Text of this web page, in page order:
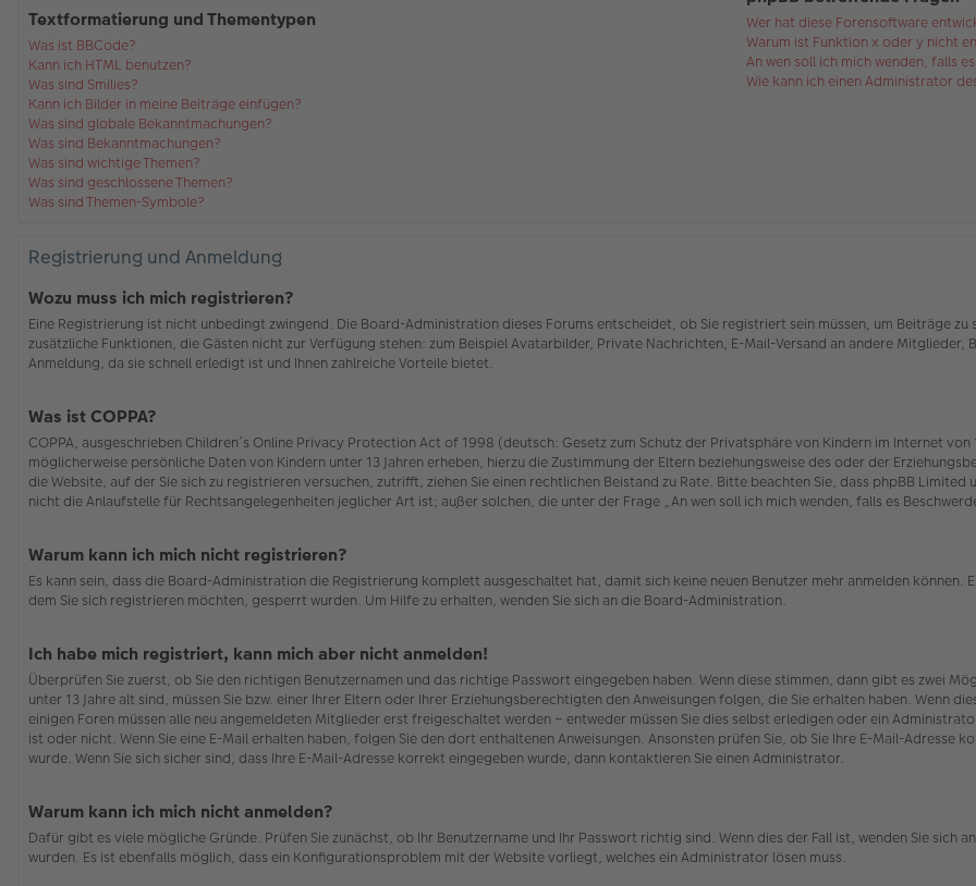
Textformatierung und Thementypen
Was ist BBCode?
Kann ich HTML benutzen?
Was sind Smilies?
Kann ich Bilder in meine Beiträge einfügen?
Was sind globale Bekanntmachungen?
Was sind Bekanntmachungen?
Was sind wichtige Themen?
Was sind geschlossene Themen?
Was sind Themen-Symbole?
Wer hat diese Forensoftware
Warum ist Funktion x oder y nicht
An wen soll ich mich wenden, falls
Wie kann ich einen Administrator
Registrierung und Anmeldung
Wozu muss ich mich registrieren?
Eine Registrierung ist nicht unbedingt zwingend. Die Board-Administration dieses Forums entscheidet, ob Sie registriert sein müssen, um Beiträge
zusätzliche Funktionen, die Gästen nicht zur Verfügung stehen: zum Beispiel Avatarbilder, Private Nachrichten, E-Mail-Versand an andere
Anmeldung, da sie schnell erledigt ist und Ihnen zahlreiche Vorteile bietet.
Was ist COPPA?
COPPA, ausgeschrieben Children’s Online Privacy Protection Act of 1998 (deutsch: Gesetz zum Schutz der Privatsphäre von Kindern im Internet
möglicherweise persönliche Daten von Kindern unter 13 Jahren erheben, hierzu die Zustimmung der Eltern beziehungsweise des oder der
die Website, auf der Sie sich zu registrieren versuchen, zutrifft, ziehen Sie einen rechtlichen Beistand zu Rate. Bitte beachten Sie, dass phpBB
nicht die Anlaufstelle für Rechtsangelegenheiten jeglicher Art ist; außer solchen, die unter der Frage „An wen soll ich mich wenden, falls es
Warum kann ich mich nicht registrieren?
Es kann sein, dass die Board-Administration die Registrierung komplett ausgeschaltet hat, damit sich keine neuen Benutzer mehr anmelden können.
dem Sie sich registrieren möchten, gesperrt wurden. Um Hilfe zu erhalten, wenden Sie sich an die Board-Administration.
Ich habe mich registriert, kann mich aber nicht anmelden!
Überprüfen Sie zuerst, ob Sie den richtigen Benutzernamen und das richtige Passwort eingegeben haben. Wenn diese stimmen, dann gibt es zwei
unter 13 Jahre alt sind, müssen Sie bzw. einer Ihrer Eltern oder Ihrer Erziehungsberechtigten den Anweisungen folgen, die Sie erhalten haben. Wenn
einigen Foren müssen alle neu angemeldeten Mitglieder erst freigeschaltet werden – entweder müssen Sie dies selbst erledigen oder ein
ist oder nicht. Wenn Sie eine E-Mail erhalten haben, folgen Sie den dort enthaltenen Anweisungen. Ansonsten prüfen Sie, ob Sie Ihre E-Mail-
wurde. Wenn Sie sich sicher sind, dass Ihre E-Mail-Adresse korrekt eingegeben wurde, dann kontaktieren Sie einen Administrator.
Warum kann ich mich nicht anmelden?
Dafür gibt es viele mögliche Gründe. Prüfen Sie zunächst, ob Ihr Benutzername und Ihr Passwort richtig sind. Wenn dies der Fall ist, wenden Sie sich
wurden. Es ist ebenfalls möglich, dass ein Konfigurationsproblem mit der Website vorliegt, welches ein Administrator lösen muss.